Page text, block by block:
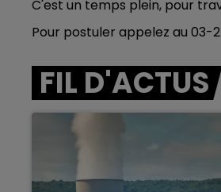
C'est un temps plein, pour
Pour postuler appelez au 03-
FIL D'ACTUS